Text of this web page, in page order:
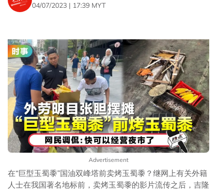
04/07/2023 | 17:39 MYT
Advertisement
在“巨型玉蜀黍”国油双峰塔前卖烤玉蜀黍？继网上有关外籍
人士在我国著名地标前，卖烤玉蜀黍的影片流传之后，吉隆